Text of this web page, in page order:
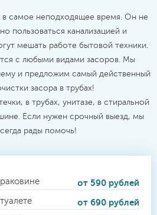
в самое неподходящее время. Он не
пользоваться канализацией и
мешать работе бытовой техники.
с любыми видами засоров. Мы
и предложим самый действенный
засора в трубах!
в трубах, унитазе, в стиральной
Если нужен срочный выезд, мы
рады помочь!
от 590 рублей
от 690 рублей